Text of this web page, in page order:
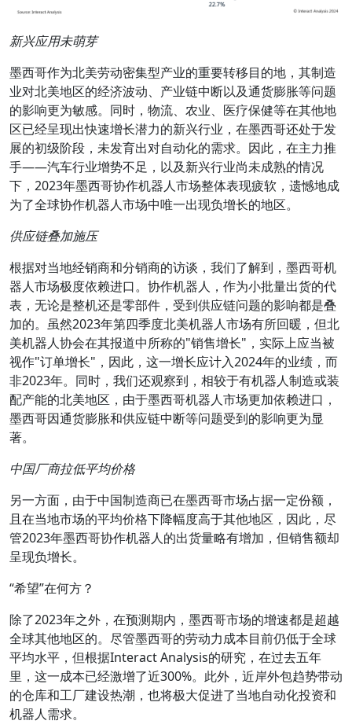
新兴应用未萌芽
墨西哥作为北美劳动密集型产业的重要转移目的地，其制造
业对北美地区的经济波动、产业链中断以及通货膨胀等问题
的影响更为敏感。同时，物流、农业、医疗保健等在其他地
区已经呈现出快速增长潜力的新兴行业，在墨西哥还处于发
展的初级阶段，未发育出对自动化的需求。因此，在主力推
手——汽车行业增势不足，以及新兴行业尚未成熟的情况
下，2023年墨西哥协作机器人市场整体表现疲软，遗憾地成
为了全球协作机器人市场中唯一出现负增长的地区。
供应链叠加施压
根据对当地经销商和分销商的访谈，我们了解到，墨西哥机
器人市场极度依赖进口。协作机器人，作为小批量出货的代
表，无论是整机还是零部件，受到供应链问题的影响都是叠
加的。虽然2023年第四季度北美机器人市场有所回暖，但北
美机器人协会在其报道中所称的"销售增长"，实际上应当被
视作"订单增长"，因此，这一增长应计入2024年的业绩，而
非2023年。同时，我们还观察到，相较于有机器人制造或装
配产能的北美地区，由于墨西哥机器人市场更加依赖进口，
墨西哥因通货膨胀和供应链中断等问题受到的影响更为显
著。
中国厂商拉低平均价格
另一方面，由于中国制造商已在墨西哥市场占据一定份额，
且在当地市场的平均价格下降幅度高于其他地区，因此，尽
管2023年墨西哥协作机器人的出货量略有增加，但销售额却
呈现负增长。
“希望”在何方？
除了2023年之外，在预测期内，墨西哥市场的增速都是超越
全球其他地区的。尽管墨西哥的劳动力成本目前仍低于全球
平均水平，但根据Interact Analysis的研究，在过去五年
里，这一成本已经激增了近300%。此外，近岸外包趋势带动
的仓库和工厂建设热潮，也将极大促进了当地自动化投资和
机器人需求。